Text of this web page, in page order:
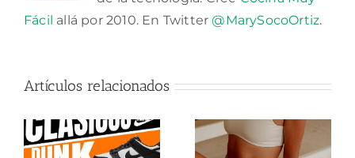
Fácil allá por 2010. En Twitter@MarySocoOrtiz.
Artículos relacionados